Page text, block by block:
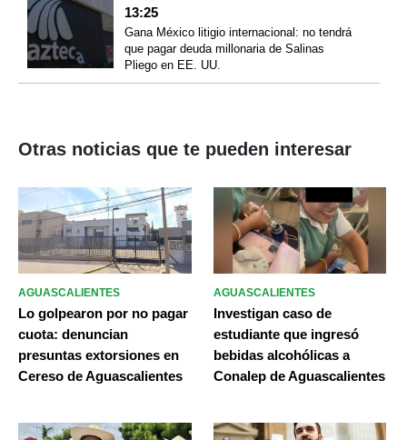
13:25
Gana México litigio internacional: no tendrá
que pagar deuda millonaria de Salinas
Pliego en EE. UU.
Otras noticias que te pueden interesar
AGUASCALIENTES
Lo golpearon por no pagar
cuota: denuncian
presuntas extorsiones en
Cereso de Aguascalientes
AGUASCALIENTES
Investigan caso de
estudiante que ingresó
bebidas alcohólicas a
Conalep de Aguascalientes